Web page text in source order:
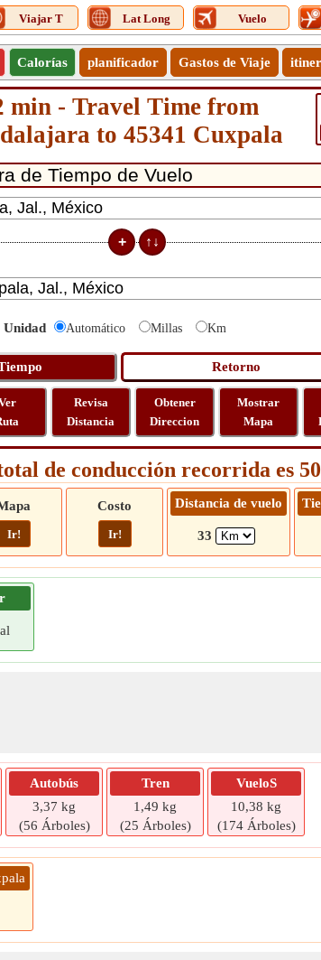
Viajar T Lat Long Vuelo
Calorías planificador Gastos de Viaje
min - Travel Time from
to 45341 Cuxpala
Unidad Automático Millas Km
Revisa
Distancia
Obtener
Direccion
Mostrar
Mapa
de conducción recorrida es
Ir!
Costo
Ir!
Distancia de vuelo
33
Autobús
3,37 kg
(56 Árboles)
Tren
1,49 kg
(25 Árboles)
VueloS
10,38 kg
(174 Árboles)